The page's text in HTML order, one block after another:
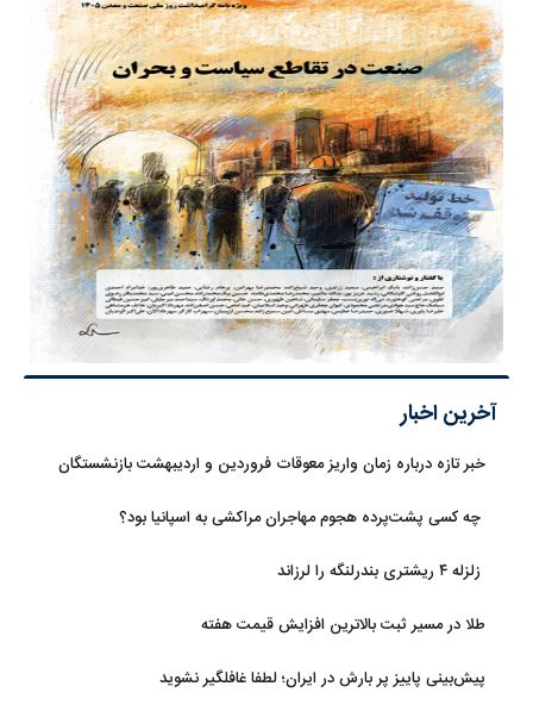
آخرین اخبار
خبر تازه درباره زمان واریز معوقات فروردین و اردیبهشت بازنشستگان
چه کسی پشت‌پرده هجوم مهاجران مراکشی به اسپانیا بود؟
زلزله ۴ ریشتری بندرلنگه را لرزاند
طلا در مسیر ثبت بالاترین افزایش قیمت هفته
پیش‌بینی پاییز پر بارش در ایران؛ لطفا غافلگیر نشوید